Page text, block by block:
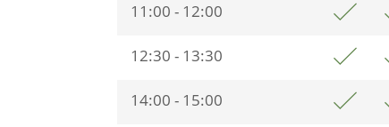
11:00 - 12:00
12:30 - 13:30
14:00 - 15:00